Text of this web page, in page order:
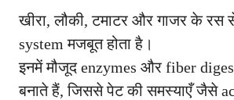
खीरा, लौकी, टमाटर और गाजर के
system मजबूत होता है।
इनमें मौजूद enzymes और fiber
बनाते हैं, जिससे पेट की समस्याएँ जैसे